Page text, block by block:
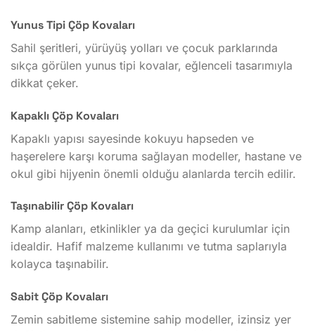
Yunus Tipi Çöp Kovaları
Sahil şeritleri, yürüyüş yolları ve çocuk parklarında
sıkça görülen yunus tipi kovalar, eğlenceli tasarımıyla
dikkat çeker.
Kapaklı Çöp Kovaları
Kapaklı yapısı sayesinde kokuyu hapseden ve
haşerelere karşı koruma sağlayan modeller, hastane ve
okul gibi hijyenin önemli olduğu alanlarda tercih edilir.
Taşınabilir Çöp Kovaları
Kamp alanları, etkinlikler ya da geçici kurulumlar için
idealdir. Hafif malzeme kullanımı ve tutma saplarıyla
kolayca taşınabilir.
Sabit Çöp Kovaları
Zemin sabitleme sistemine sahip modeller, izinsiz yer